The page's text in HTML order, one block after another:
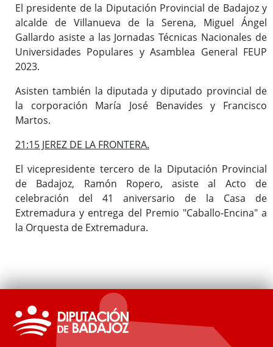
El presidente de la Diputación Provincial de Badajoz y
alcalde de Villanueva de la Serena, Miguel Ángel
Gallardo asiste a las Jornadas Técnicas Nacionales de
Universidades Populares y Asamblea General FEUP
2023.
Asisten también la diputada y diputado provincial de
la corporación María José Benavides y Francisco
Martos.
21:15 JEREZ DE LA FRONTERA.
El vicepresidente tercero de la Diputación Provincial
de Badajoz, Ramón Ropero, asiste al Acto de
celebración del 41 aniversario de la Casa de
Extremadura y entrega del Premio "Caballo-Encina" a
la Orquesta de Extremadura.